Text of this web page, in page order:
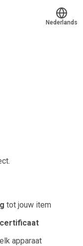
hulp
Nederlands
tot jouw item
apparaat